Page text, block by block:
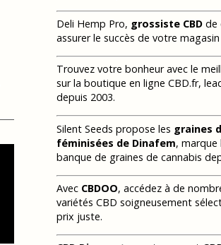
Deli Hemp Pro, grossiste CBD de
assurer le succès de votre magasin
Trouvez votre bonheur avec le
sur la boutique en ligne CBD.fr,
depuis 2003.
Silent Seeds propose les graines
féminisées de Dinafem, marque
banque de graines de cannabis
Avec CBDOO, accédez à de
variétés CBD soigneusement
prix juste.